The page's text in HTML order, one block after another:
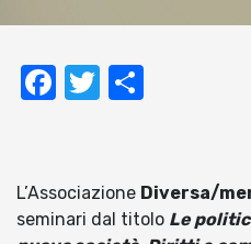
Facebook
Twitter
L’Associazione Diversa/
seminari dal titolo Le